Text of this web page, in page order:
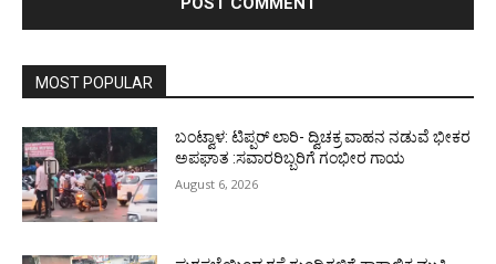
MOST POPULAR
ಬಂಟ್ವಾಳ: ಟಿಪ್ಪರ್ ಲಾರಿ- ದ್ವಿಚಕ್ರ ವಾಹನ ನಡುವೆ ಭೀಕರ
ಅಪಘಾತ :ಸವಾರರಿಬ್ಬರಿಗೆ ಗಂಭೀರ ಗಾಯ
August 6, 2026